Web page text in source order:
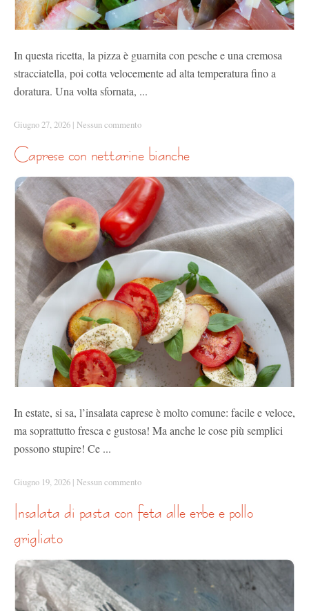
In questa ricetta, la pizza è guarnita con pesche e una cremosa
stracciatella, poi cotta velocemente ad alta temperatura fino a
doratura. Una volta sfornata, ...
Giugno 27, 2026 | Nessun commento
caprese con nettarine bianche
In estate, si sa, l’insalata caprese è molto comune: facile e veloce,
ma soprattutto fresca e gustosa! Ma anche le cose più semplici
possono stupire! Ce ...
Giugno 19, 2026 | Nessun commento
insalata di pasta con feta alle erbe e pollo
grigliato